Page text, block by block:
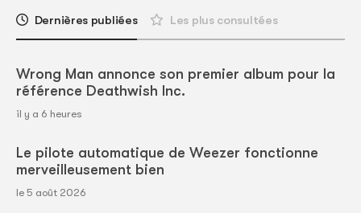
Dernières publiées Les plus consultées
Wrong Man annonce son premier album pour la
référence Deathwish Inc.
il y a 6 heures
Le pilote automatique de Weezer fonctionne
merveilleusement bien
le 5 août 2026